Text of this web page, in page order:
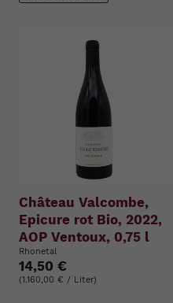
Château Valcombe,
Epicure rot Bio, 2022,
AOP Ventoux, 0,75 l
Rhonetal
14,50 €
(1.160,00 € / Liter)